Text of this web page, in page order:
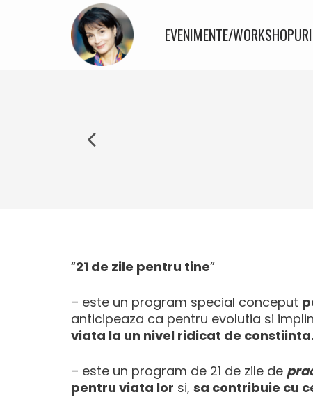
EVENIMENTE/WORKSHOPURI
“21 de zile pentru tine”
– este un program special conceput
anticipeaza ca pentru evolutia si
viata la un nivel ridicat de constiinta.
– este un program de 21 de zile de
pentru viata lor si, sa contribuie cu